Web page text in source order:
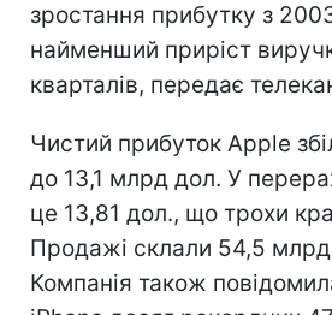
зростання прибутку з
найменший приріст
кварталів, передає
Чистий прибуток Apple
до 13,1 млрд дол. У
це 13,81 дол., що трохи
Продажі склали 54,5
Компанія також